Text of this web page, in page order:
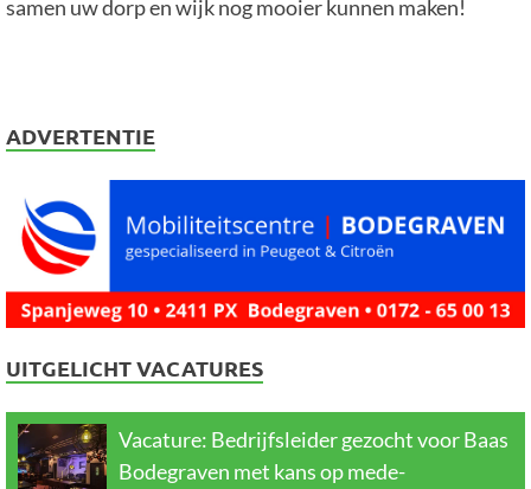
samen uw dorp en wijk nog mooier kunnen maken!
ADVERTENTIE
UITGELICHT VACATURES
Vacature: Bedrijfsleider gezocht voor Baas
Bodegraven met kans op mede-